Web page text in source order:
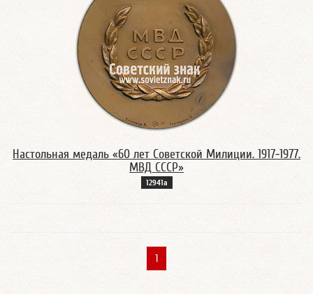
Настольная медаль «60 лет Советской Милиции. 1917-1977.
МВД СССР»
12941а
1